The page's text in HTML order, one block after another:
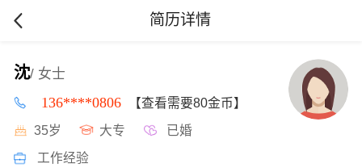
简历详情
沈/ 女士
136****0806 【查看需要80金币】
35岁 大专 已婚
工作经验